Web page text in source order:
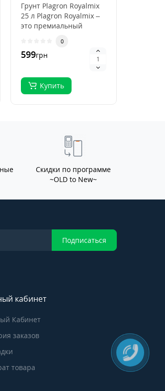
Грунт Plagron Royalmix
25 л Plagron Royalmix –
это премиальный
органического в..
0
599грн
Купить
Скидки по программе
~OLD to New~
Подписаться
кабинет
Кабинет
заказов
товара